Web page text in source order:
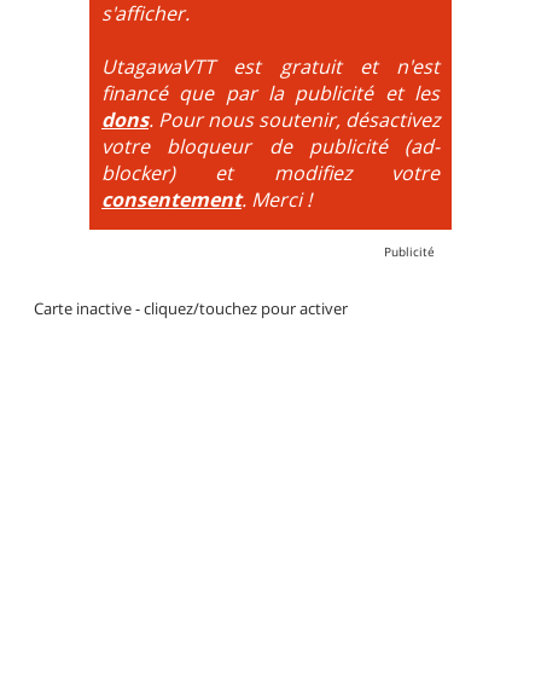
La montée est faite via navette ou remontée
mécanique. La difficulté de la descente est indiquée
par des couleurs lorsqu'il s'agit de bikeparks. Vélo
tout suspendu et protections du corps obligatoires.
s'afficher.
UtagawaVTT est gratuit et n'est
financé que par la publicité et les
dons. Pour nous soutenir, désactivez
votre bloqueur de publicité (ad-
blocker) et modifiez votre
consentement. Merci !